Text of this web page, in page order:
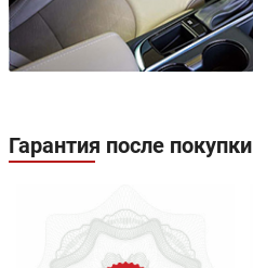
Гарантия после покупки